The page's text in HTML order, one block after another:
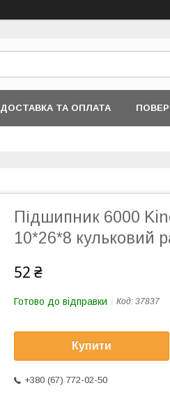
ДОСТАВКА ТА ОПЛАТА
Підшипник 6000
10*26*8 кульковий
52 ₴
Готово до відправки Код: 37837
Купити
+380 (67) 772-02-50